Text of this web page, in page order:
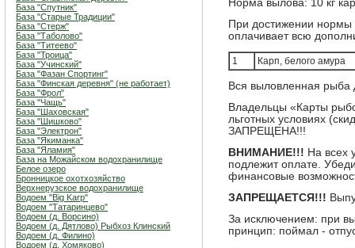
База "Спутник"
База "Старые Традиции"
База "Стерж"
База "Таболово"
База "Титеево"
База "Троица"
База "Учинский"
База "Фазан Спортинг"
База "Финская деревня" (не работает)
База "Фрол"
База "Чащь"
База "Шаховская"
База "Шишково"
База "Электрон"
База "Якиманка"
База "Яламия"
База на Можайском водохранилище
Белое озеро
Бронницкое охотхозяйство
Верхнерузское водохранилище
Водоем "Big Karp"
Водоем "Татаринцево"
Водоем (д. Ворсино)
Водоем (д. Дятлово) Рыбхоз Клинский
Водоем (д. Филино)
Водоем (д. Хомяково)
Норма вылова: 10 кг
При достижении
оплачивает всю
1 Карп, белого амура
Вся выловленная рыба
Владельцы «Карты
льготных условиях
ЗАПРЕЩЕНА!!!
ВНИМАНИЕ!!! На всех
подлежит оплате.
финансовые
ЗАПРЕЩАЕТСЯ!!!
За исключением: при
принцип: поймал -